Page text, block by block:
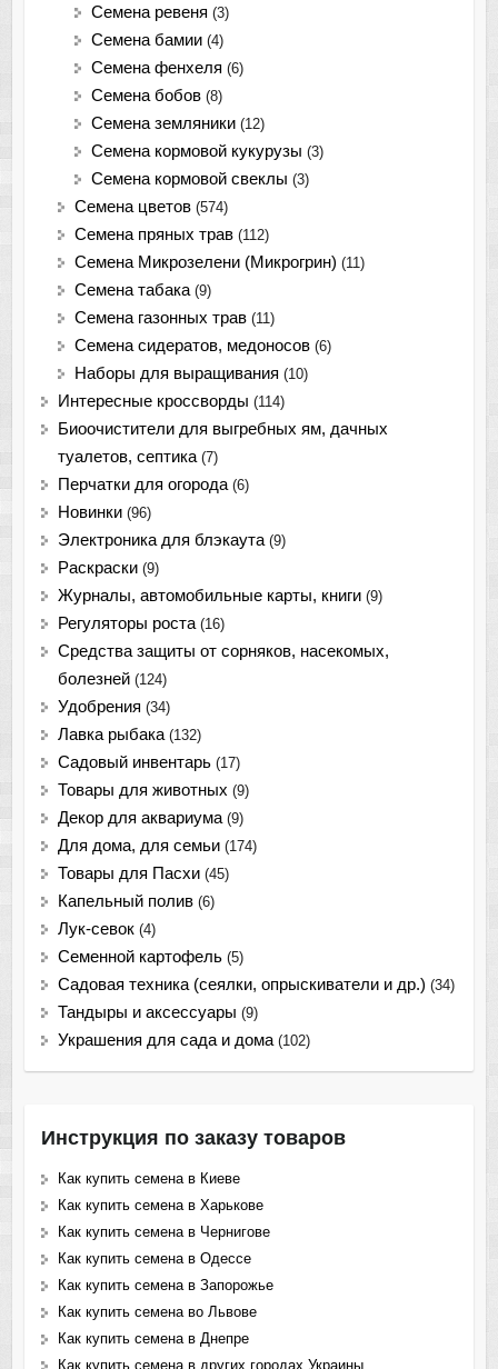
Семена ревеня (3)
Семена бамии (4)
Семена фенхеля (6)
Семена бобов (8)
Семена земляники (12)
Семена кормовой кукурузы (3)
Семена кормовой свеклы (3)
Семена цветов (574)
Семена пряных трав (112)
Семена Микрозелени (Микрогрин) (11)
Семена табака (9)
Семена газонных трав (11)
Семена сидератов, медоносов (6)
Наборы для выращивания (10)
Интересные кроссворды (114)
Биоочистители для выгребных ям, дачных
туалетов, септика (7)
Перчатки для огорода (6)
Новинки (96)
Электроника для блэкаута (9)
Раскраски (9)
Журналы, автомобильные карты, книги (9)
Регуляторы роста (16)
Средства защиты от сорняков, насекомых,
болезней (124)
Удобрения (34)
Лавка рыбака (132)
Садовый инвентарь (17)
Товары для животных (9)
Декор для аквариума (9)
Для дома, для семьи (174)
Товары для Пасхи (45)
Капельный полив (6)
Лук-севок (4)
Семенной картофель (5)
Садовая техника (сеялки, опрыскиватели и др.) (34)
Тандыры и аксессуары (9)
Украшения для сада и дома (102)
Инструкция по заказу товаров
Как купить семена в Киеве
Как купить семена в Харькове
Как купить семена в Чернигове
Как купить семена в Одессе
Как купить семена в Запорожье
Как купить семена во Львове
Как купить семена в Днепре
Как купить семена в других городах Украины